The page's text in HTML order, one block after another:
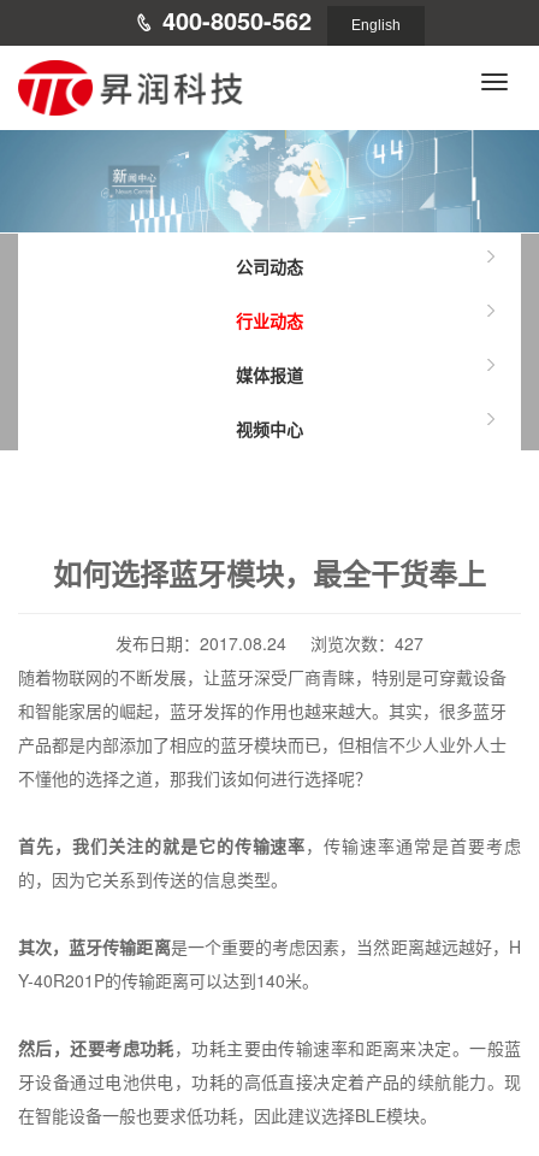
400-8050-562 English
Toggle
公司动态
行业动态
媒体报道
视频中心
如何选择蓝牙模块，最全干货奉上
发布日期：2017.08.24 浏览次数：427
随着物联网的不断发展，让蓝牙深受厂商青睐，特别是可穿戴设备
和智能家居的崛起，蓝牙发挥的作用也越来越大。其实，很多蓝牙
产品都是内部添加了相应的蓝牙模块而已，但相信不少人业外人士
不懂他的选择之道，那我们该如何进行选择呢？
首先，我们关注的就是它的传输速率，传输速率通常是首要考虑
的，因为它关系到传送的信息类型。
其次，蓝牙传输距离是一个重要的考虑因素，当然距离越远越好， H
Y-40R201P的传输距离可以达到140米。
然后，还要考虑功耗，功耗主要由传输速率和距离来决定。一般蓝
牙设备通过电池供电，功耗的高低直接决定着产品的续航能力。现
在智能设备一般也要求低功耗，因此建议选择BLE模块。